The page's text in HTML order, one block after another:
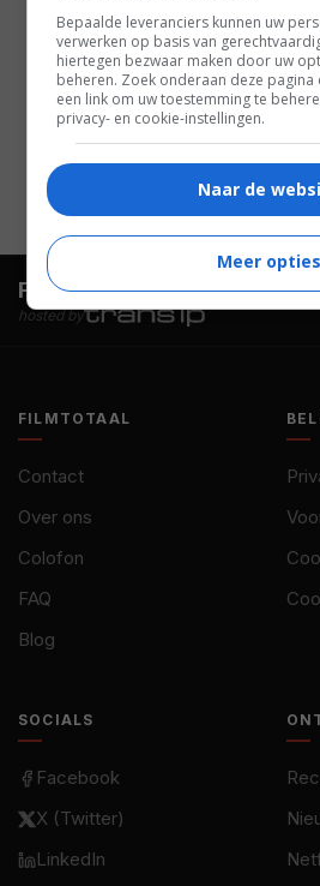
FilmTotaal.Hét online
hosted by
FILMTOTAAL
Contact
Over ons
Colofon
FAQ
Blog
SOCIALS
Facebook
X (Twitter)
LinkedIn
Bepaalde leveranciers kunnen uw
verwerken op basis van
hiertegen bezwaar maken door uw
beheren. Zoek onderaan deze
een link om uw toestemming te
privacy- en cookie-instellingen.
Naar de
Meer opties